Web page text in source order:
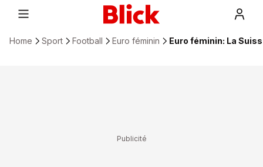
Home Sport Football Euro féminin Euro féminin: La